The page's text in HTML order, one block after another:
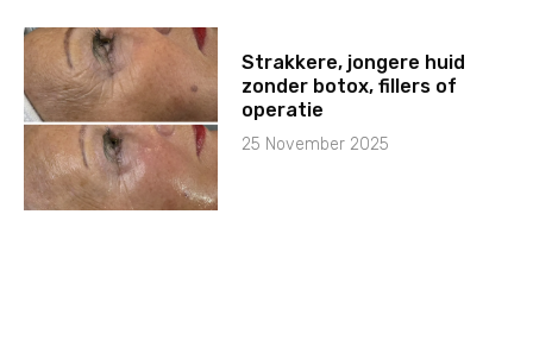
Strakkere, jongere huid
zonder botox, fillers of
operatie
25 November 2025